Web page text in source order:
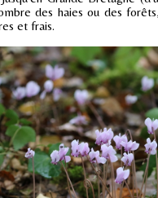
des haies ou des
et frais.